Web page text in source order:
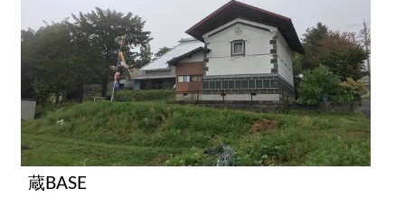
蔵BASE